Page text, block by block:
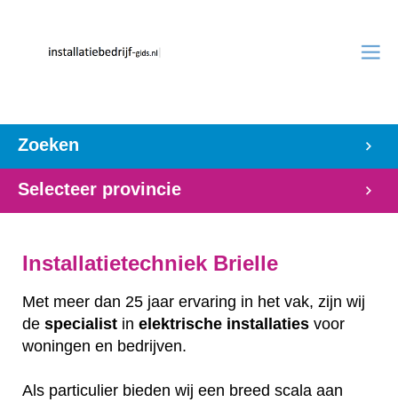
Zoeken
Selecteer provincie
Installatietechniek Brielle
Met meer dan 25 jaar ervaring in het vak, zijn wij
de specialist in elektrische installaties voor
woningen en bedrijven.
Als particulier bieden wij een breed scala aan